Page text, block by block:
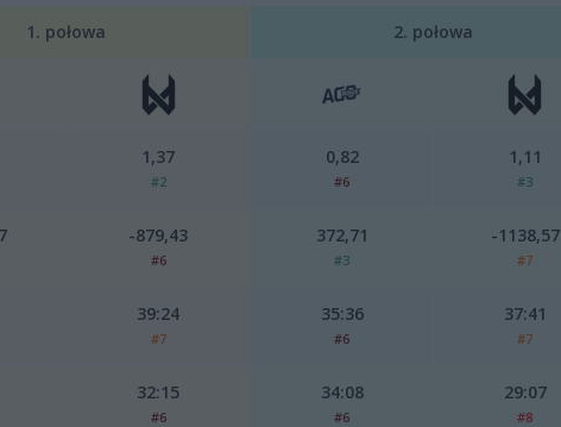
1. połowa 2. połowa
1,37
#2
0,82
#6
1,11
#3
-879,43
#6
372,71
#3
-1138,57
#7
39:24
#7
35:36
#6
37:41
#7
32:15
#6
34:08
#6
29:07
#8